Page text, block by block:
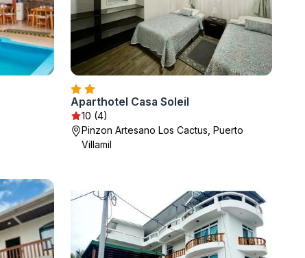
Aparthotel Casa Soleil
10 (4)
Pinzon Artesano Los Cactus, Puerto
Villamil